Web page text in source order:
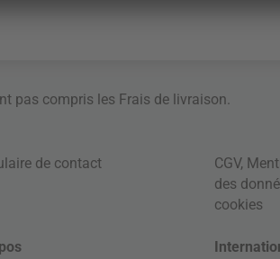
pas compris les Frais de livraison
de contact CGV,
des
cookies